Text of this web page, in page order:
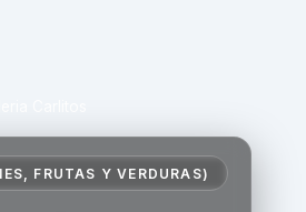
FRUTAS Y VERDURAS)